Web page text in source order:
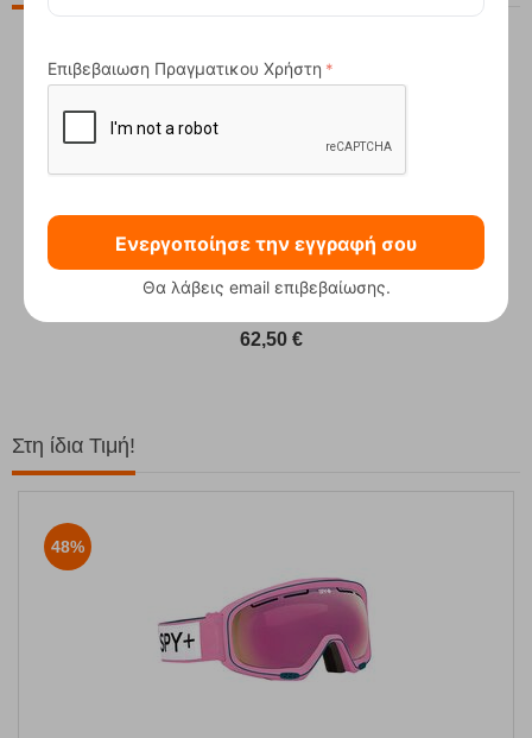
62,50 €
Στη ίδια Τιμή!
48%
Επιβεβαιωση Πραγματικου Χρήστη
Ενεργοποίησε την εγγραφή σου
Θα λάβεις email επιβεβαίωσης.